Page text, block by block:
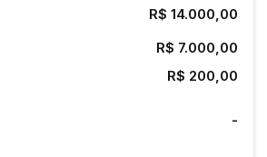
R$ 14.000,00
R$ 7.000,00
R$ 200,00
-